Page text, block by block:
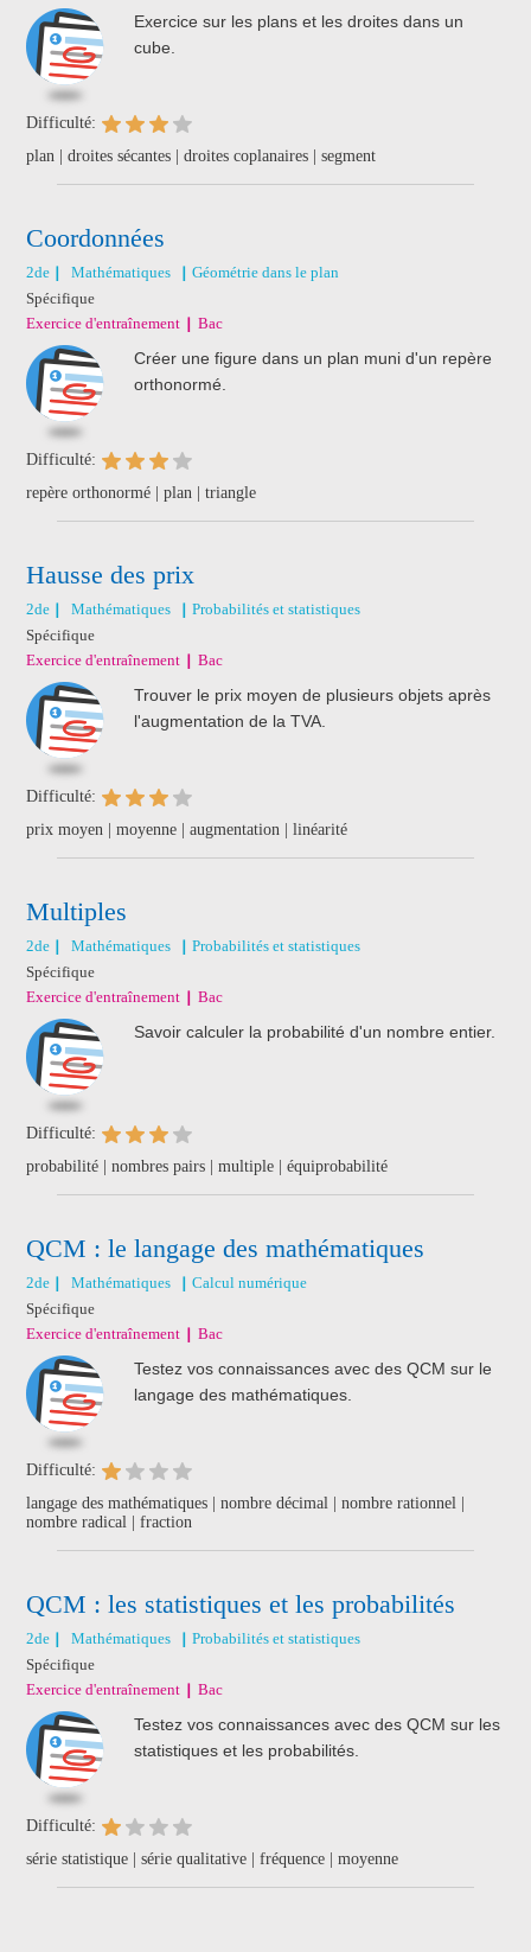
Exercice sur les plans et les droites dans un
cube.
Difficulté:
plan | droites sécantes | droites coplanaires | segment
Coordonnées
2de Mathématiques
Géométrie dans le plan
Spécifique
Exercice d'entraînement
Bac
Créer une figure dans un plan muni d'un repère
orthonormé.
Difficulté:
repère orthonormé | plan | triangle
Hausse des prix
2de Mathématiques
Probabilités et statistiques
Spécifique
Exercice d'entraînement
Bac
Trouver le prix moyen de plusieurs objets après
l'augmentation de la TVA.
Difficulté:
prix moyen | moyenne | augmentation | linéarité
Multiples
2de Mathématiques
Probabilités et statistiques
Spécifique
Exercice d'entraînement
Bac
Savoir calculer la probabilité d'un nombre entier.
Difficulté:
probabilité | nombres pairs | multiple | équiprobabilité
QCM : le langage des mathématiques
2de Mathématiques
Calcul numérique
Spécifique
Exercice d'entraînement
Bac
Testez vos connaissances avec des QCM sur le
langage des mathématiques.
Difficulté:
langage des mathématiques | nombre décimal | nombre rationnel |
nombre radical | fraction
QCM : les statistiques et les probabilités
2de Mathématiques
Probabilités et statistiques
Spécifique
Exercice d'entraînement
Bac
Testez vos connaissances avec des QCM sur les
statistiques et les probabilités.
Difficulté:
série statistique | série qualitative | fréquence | moyenne